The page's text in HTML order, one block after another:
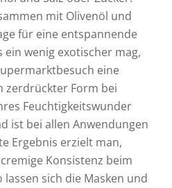
mit Olivenöl und
für eine entspannende
ein wenig exotischer mag,
eine
zerdrückter Form bei
Feuchtigkeitswunder
ist bei allen Anwendungen
Ergebnis erzielt man,
Konsistenz beim
sich die Masken und